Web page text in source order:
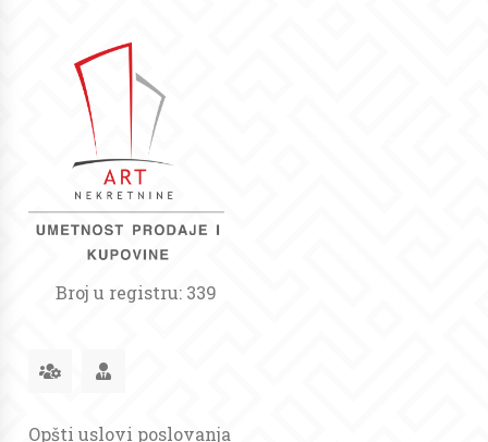
Broj u registru: 339
Opšti uslovi poslovanja